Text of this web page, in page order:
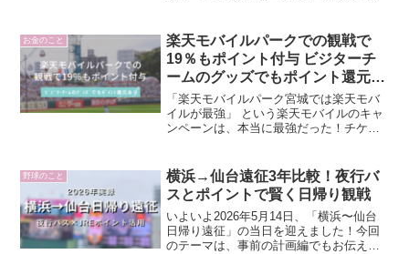
デーゲームを最後まで満喫し、伊丹空港
から羽田へ帰るまでの...
お金のこと
楽天モバイルパークでの観戦で
19％もポイント付与 ビジターチ
ームのグッズでもポイント還元あ
り
「楽天モバイルパーク宮城では楽天モバ
イルが最強」 という楽天モバイルのキャ
ンペーンは、本当に最強だった！チケッ
ト♪9月末に楽天モバイルパークで楽天vs
オリックス戦を観戦しました。
野球のこと
横浜→仙台遠征3年比較！夜行バ
スとポイントで賢く日帰り観戦
いよいよ2026年5月14日、「横浜〜仙台
日帰り遠征」の当日を迎えました！今回
のテーマは、事前の計画編でもお伝えし